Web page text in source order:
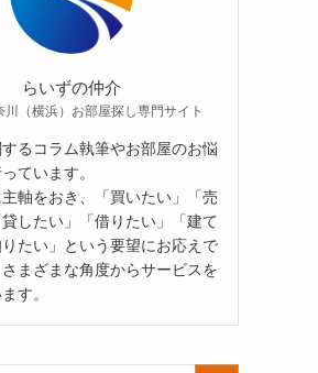
らいずの仲介
川（横浜）お部屋探し専門サイト
るコラム執筆やお部屋のお悩
ています。
主軸をおき、「買いたい」「売
したい」「借りたい」「建て
たい」という要望にお応えで
まざまな角度からサービスを
す。